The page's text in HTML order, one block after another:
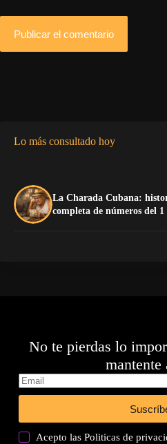
Publicar el comentario
Lo más consultado hoy
La Charada Cubana:
completa de números del 1
No te pierdas lo
mantente
Acepto lasPoliticas de